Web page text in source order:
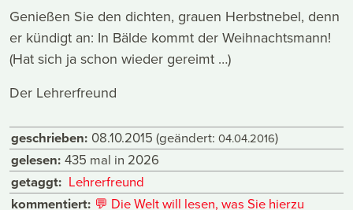
Genießen Sie den dichten, grauen Herbstnebel, denn
er kündigt an: In Bälde kommt der Weihnachtsmann!
(Hat sich ja schon wieder gereimt …)
Der Lehrerfreund
geschrieben: 08.10.2015 (geändert: 04.04.2016)
gelesen: 435 mal in 2026
getaggt: Lehrerfreund
kommentiert: 💬 Die Welt will lesen, was Sie hierzu